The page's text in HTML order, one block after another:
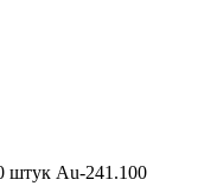
штук Au-241.100